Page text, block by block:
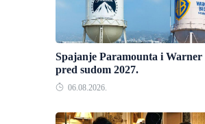
Spajanje Paramounta i Warner
pred sudom 2027.
06.08.2026.